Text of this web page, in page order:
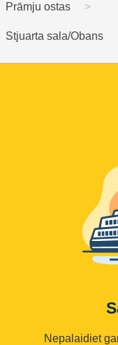
Prāmju ostas
Stjuarta sala/Obans
Nepalaidiet